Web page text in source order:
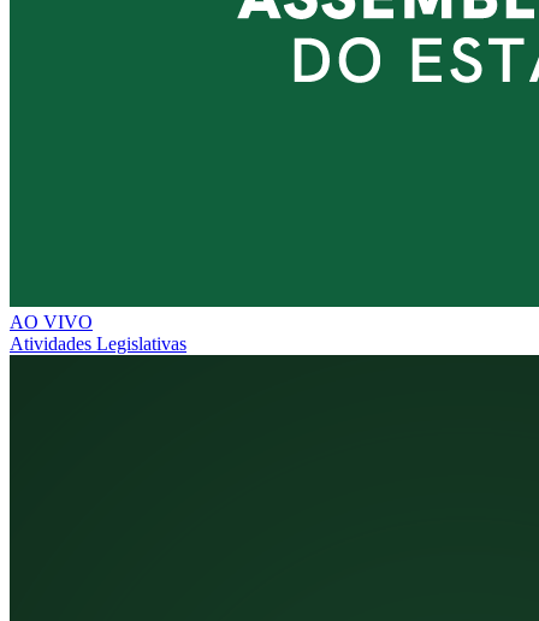
AO VIVO
Atividades Legislativas